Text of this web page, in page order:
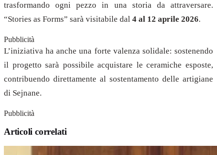
trasformando ogni pezzo in una storia da attraversare.
“Stories as Forms” sarà visitabile dal 4 al 12 aprile 2026.
Pubblicità
L’iniziativa ha anche una forte valenza solidale: sostenendo
il progetto sarà possibile acquistare le ceramiche esposte,
contribuendo direttamente al sostentamento delle artigiane
di Sejnane.
Pubblicità
Articoli correlati